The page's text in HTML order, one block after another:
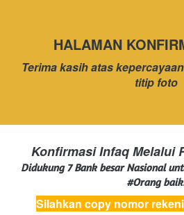
HALAMAN
Terima kasih atas
titip foto
Konfirmasi Infaq Melalui
Didukung 7 Bank besar Nasional
#Orang
Silahkan copy nomor